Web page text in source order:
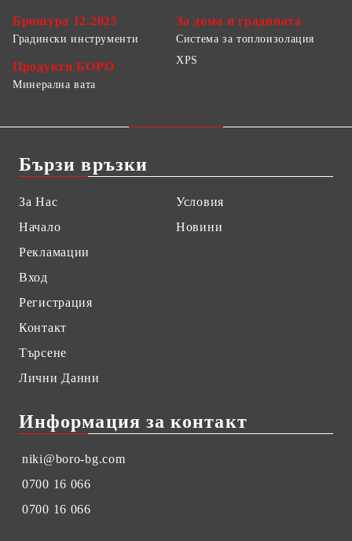
Брошура 12.2025 За дома и градината
Градински инструменти
Продукти БОРО
Система за топлоизолация
XPS
Минерална вата
Бързи връзки
За Нас
Начало
Рекламации
Вход
Регистрация
Контакт
Търсене
Лични Данни
Условия
Новини
Информация за контакт
niki@boro-bg.com
0700 16 066
0700 16 066